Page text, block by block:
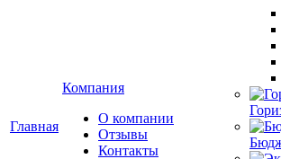
Главная
Компания
О компании
Отзывы
Контакты